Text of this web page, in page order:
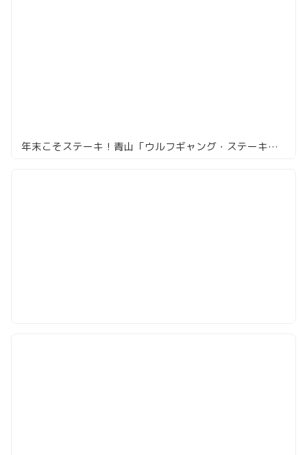
年末こそステーキ！青山「ウルフギャング・ステーキハウス シグニチャー」でTボーンステーキ！